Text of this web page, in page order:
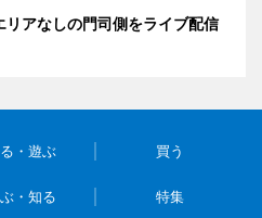
アなしの門司側をライブ配信
・遊ぶ 買う
・知る 特集